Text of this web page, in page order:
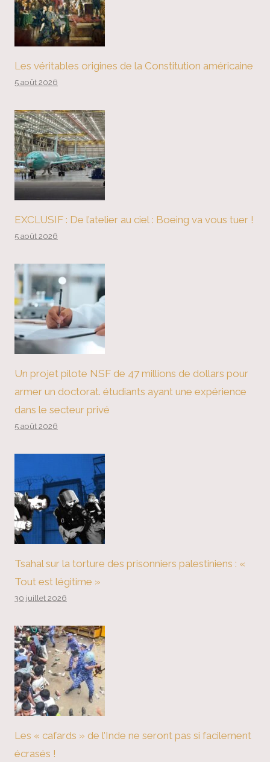
Les véritables origines de la Constitution américaine
5 août 2026
EXCLUSIF : De l’atelier au ciel : Boeing va vous tuer !
5 août 2026
Un projet pilote NSF de 47 millions de dollars pour
armer un doctorat. étudiants ayant une expérience
dans le secteur privé
5 août 2026
Tsahal sur la torture des prisonniers palestiniens : «
Tout est légitime »
30 juillet 2026
Les « cafards » de l’Inde ne seront pas si facilement
écrasés !